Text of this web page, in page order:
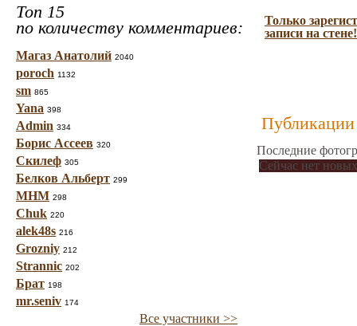
Топ 15
по количеству комментариев:
Магаз Анатолий 2040
poroch 1132
sm 865
Yana 398
Admin 334
Борис Ассеев 320
Скилеф 305
Белков Альберт 299
МНМ 298
Chuk 220
alek48s 216
Grozniy 212
Strannic 202
Брат 198
mr.seniv 174
Все участники >>
Только
записи на стене!
Публикации
Последние
Сейчас нет